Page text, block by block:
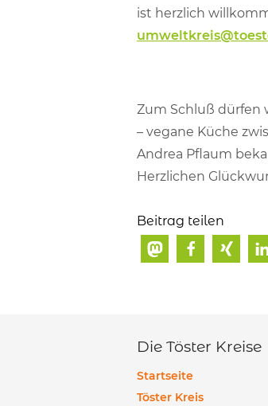
ist herzlich
Zum Schluß dürfen
– vegane Küche
Andrea Pflaum
Herzlichen
Beitrag teilen
Die Töster Kreise
Startseite
Töster Kreis